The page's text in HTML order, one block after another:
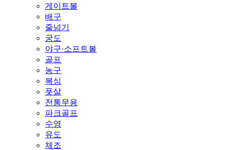
게이트볼
배구
줄넘기
궁도
야구·소프트볼
골프
농구
복싱
풋살
전통무용
파크골프
수영
유도
체조